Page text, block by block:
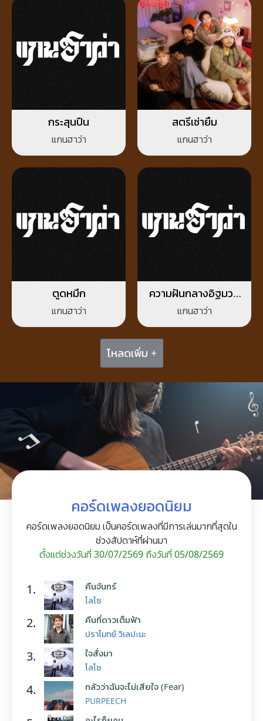
กระสุนปืน
แกนฮาว่า
สตรีเช่ายืม
แกนฮาว่า
ตูดหมึก
แกนฮาว่า
ความฝันกลางอิฐมวล
เบา
แกนฮาว่า
โหลดเพิ่ม +
คอร์ดเพลงยอดนิยม
คอร์ดเพลงยอดนิยม เป็นคอร์ดเพลงที่มีการเล่นมากที่สุดใน
ช่วงสัปดาห์ที่ผ่านมา
ตั้งแต่ช่วงวันที่ 30/07/2569 ถึงวันที่ 05/08/2569
1. คืนจันทร์
โลโซ
2. คืนที่ดาวเต็มฟ้า
ปราโมทย์ วิเลปะนะ
3. ใจสั่งมา
โลโซ
4. กลัวว่าฉันจะไม่เสียใจ (Fear)
PURPEECH